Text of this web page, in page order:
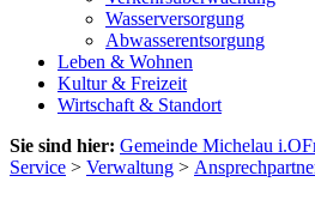
Wasserversorgung
Abwasserentsorgung
Leben & Wohnen
Kultur & Freizeit
Wirtschaft & Standort
Sie sind hier: Gemeinde Michelau
Service > Verwaltung >